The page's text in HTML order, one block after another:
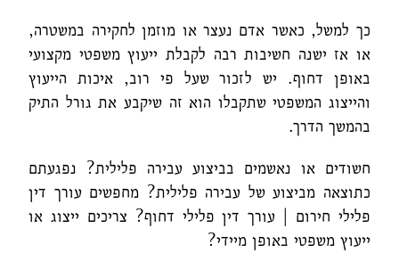
כך למשל, כאשר אדם נעצר או מוזמן לחקירה במשטרה,
או אז ישנה חשיבות רבה לקבלת ייעוץ משפטי מקצועי
באופן דחוף. יש לזכור שעל פי רוב, איכות הייעוץ
והייצוג המשפטי שתקבלו הוא זה שיקבע את גורל התיק
בהמשך הדרך.
חשודים או נאשמים בביצוע עבירה פלילית? נפגעתם
כתוצאה מביצוע של עבירה פלילית? מחפשים עורך דין
פלילי חירום | עורך דין פלילי דחוף? צריכים ייצוג או
ייעוץ משפטי באופן מיידי?